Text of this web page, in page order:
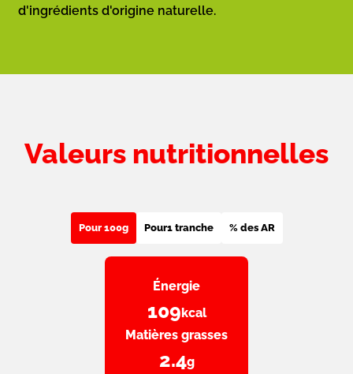
d'ingrédients d'origine naturelle.
Valeurs nutritionnelles
Pour 100g Pour1 tranche % des AR
Énergie
109kcal
Matières grasses
2.4g